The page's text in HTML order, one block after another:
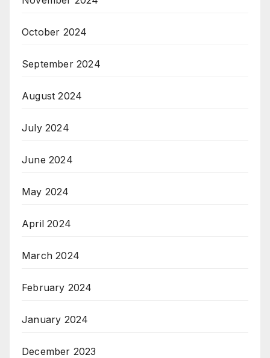
October 2024
September 2024
August 2024
July 2024
June 2024
May 2024
April 2024
March 2024
February 2024
January 2024
December 2023